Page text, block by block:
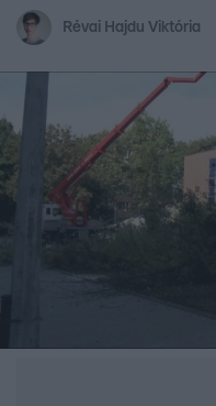
Révai Hajdu Viktória